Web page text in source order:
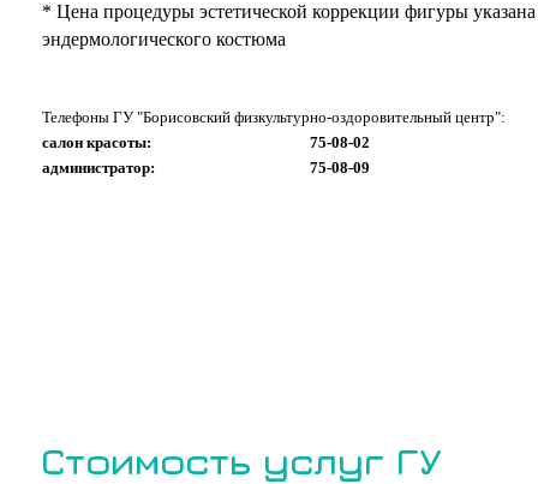
* Цена процедуры эстетической коррекции фигуры указана
эндермологического костюма
Телефоны ГУ "Борисовский физкультурно-оздоровительный центр":
салон красоты: 75-08-02
администратор: 75-08-09
Стоимость услуг ГУ